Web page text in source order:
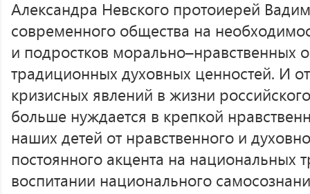
Александра Невского протоиерей
современного общества на
и подростков морально–нравственных
традиционных духовных ценностей. И
кризисных явлений в жизни
больше нуждается в крепкой
наших детей от нравственного и
постоянного акцента на национальных
воспитании национального